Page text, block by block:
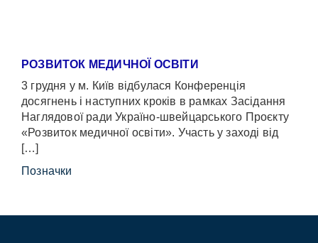
РОЗВИТОК МЕДИЧНОЇ ОСВІТИ
3 грудня у м. Київ відбулася Конференція
досягнень і наступних кроків в рамках Засідання
Наглядової ради Україно-швейцарського Проєкту
«Розвиток медичної освіти». Участь у заході від
[…]
Позначки